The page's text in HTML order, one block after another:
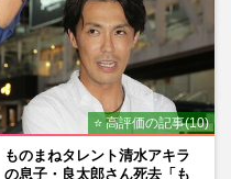
⭐ 高評価の記事(10)
ものまねタレント清水アキラ
の息子・良太郎さん死去「も